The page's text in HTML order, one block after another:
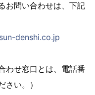
お問い合わせは、下記
denshi.co.jp
わせ窓口とは、電話番
い。）